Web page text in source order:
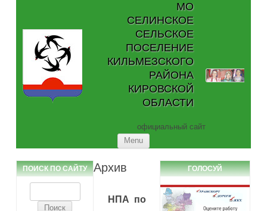
МО
СЕЛИНСКОЕ
СЕЛЬСКОЕ
ПОСЕЛЕНИЕ
КИЛЬМЕЗСКОГО
РАЙОНА
КИРОВСКОЙ
ОБЛАСТИ
официальный сайт
Menu
ПОИСК ПО САЙТУ Архив
НПА по
ГОЛОСУЙ